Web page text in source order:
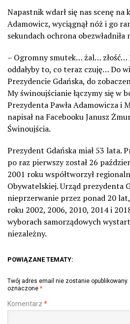
Napastnik wdarł się nas scenę na
Adamowicz, wyciągnął nóż i go
sekundach ochrona obezwładniła
– Ogromny smutek… żal… złość…
oddałyby to, co teraz czuję… Do
Prezydencie Gdańska, do
My świnoujścianie łączymy się w
Prezydenta Pawła Adamowicza i
napisał na Facebooku Janusz
Świnoujścia.
Prezydent Gdańska miał 53 lata.
po raz pierwszy został 26
2001 roku współtworzył
Obywatelskiej. Urząd prezydenta
nieprzerwanie przez ponad 20
roku 2002, 2006, 2010, 2014 i
wyborach samorządowych
niezależny.
POWIĄZANE TEMATY:
Twój adres email nie zostanie opublikowany.
oznaczone *
Komentarz *